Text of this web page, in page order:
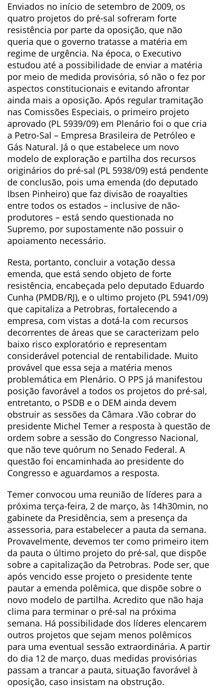
Enviados no início de setembro de 2009, os
quatro projetos do pré-sal sofreram forte
resistência por parte da oposição, que não
queria que o governo tratasse a matéria em
regime de urgência. Na época, o Executivo
estudou até a possibilidade de enviar a matéria
por meio de medida provisória, só não o fez por
aspectos constitucionais e evitando afrontar
ainda mais a oposição. Após regular tramitação
nas Comissões Especiais, o primeiro projeto
aprovado (PL 5939/09) em Plenário foi o que cria
a Petro-Sal – Empresa Brasileira de Petróleo e
Gás Natural. Já o que estabelece um novo
modelo de exploração e partilha dos recursos
originários do pré-sal (PL 5938/09) está pendente
de conclusão, pois uma emenda (do deputado
Ibsen Pinheiro) que faz divisão de roayalties
entre todos os estados – inclusive de não-
produtores – está sendo questionada no
Supremo, por supostamente não possuir o
apoiamento necessário.
Resta, portanto, concluir a votação dessa
emenda, que está sendo objeto de forte
resistência, encabeçada pelo deputado Eduardo
Cunha (PMDB/RJ), e o ultimo projeto (PL 5941/09)
que capitaliza a Petrobras, fortalecendo a
empresa, com vistas a dotá-la com recursos
decorrentes de áreas que se caracterizam pelo
baixo risco exploratório e representam
considerável potencial de rentabilidade. Muito
provável que essa seja a matéria menos
problemática em Plenário. O PPS já manifestou
posição favorável a todos os projetos do pré-sal,
entretanto, o PSDB e o DEM ainda devem
obstruir as sessões da Câmara .Vão cobrar do
presidente Michel Temer a resposta à questão de
ordem sobre a sessão do Congresso Nacional,
que não teve quórum no Senado Federal. A
questão foi encaminhada ao presidente do
Congresso e aguardamos a resposta.
Temer convocou uma reunião de líderes para a
próxima terça-feira, 2 de março, às 14h30min, no
gabinete da Presidência, sem a presença da
assessoria, para estabelecer a pauta da semana.
Provavelmente, devemos ter como primeiro item
da pauta o último projeto do pré-sal, que dispõe
sobre a capitalização da Petrobras. Pode ser, que
após vencido esse projeto o presidente tente
pautar a emenda polêmica, que dispõe sobre o
novo modelo de partilha. Acredito que não haja
clima para terminar o pré-sal na próxima
semana. Há possibilidade dos líderes elencarem
outros projetos que sejam menos polêmicos
para uma eventual sessão extraordinária. A partir
do dia 12 de março, duas medidas provisórias
passam a trancar a pauta, situação favorável à
oposição, caso insistam na obstrução.